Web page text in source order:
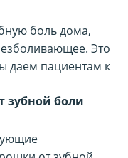
боль дома,
Это
даем пациентам к
зубной боли